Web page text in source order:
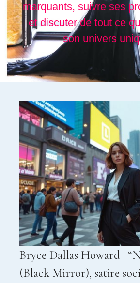
marquants, suivre ses
et discuter de tout ce
son univers
Bryce Dallas Howard :
(Black Mirror), satire